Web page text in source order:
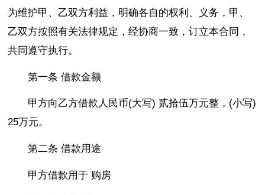
为维护甲、乙双方利益，明确各自的权利、义务，甲、
乙双方按照有关法律规定，经协商一致，订立本合同，
共同遵守执行。
第一条 借款金额
甲方向乙方借款人民币(大写) 贰拾伍万元整，(小写)
25万元。
第二条 借款用途
甲方借款用于 购房